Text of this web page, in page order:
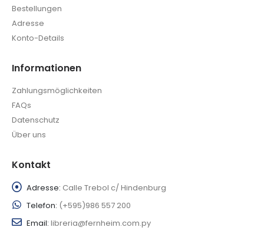
Bestellungen
Adresse
Konto-Details
Informationen
Zahlungsmöglichkeiten
FAQs
Datenschutz
Über uns
Kontakt
Adresse: Calle Trebol c/ Hindenburg
Telefon: (+595)986 557 200
Email: libreria@fernheim.com.py